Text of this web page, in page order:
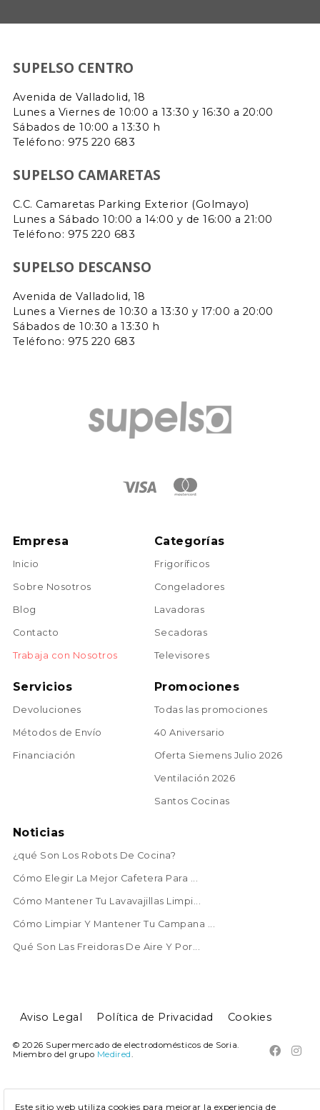
SUPELSO CENTRO
Avenida de Valladolid, 18
Lunes a Viernes de 10:00 a 13:30 y 16:30 a 20:00
Sábados de 10:00 a 13:30 h
Teléfono: 975 220 683
SUPELSO CAMARETAS
C.C. Camaretas Parking Exterior (Golmayo)
Lunes a Sábado 10:00 a 14:00 y de 16:00 a 21:00
Teléfono: 975 220 683
SUPELSO DESCANSO
Avenida de Valladolid, 18
Lunes a Viernes de 10:30 a 13:30 y 17:00 a 20:00
Sábados de 10:30 a 13:30 h
Teléfono: 975 220 683
Empresa
Inicio
Sobre Nosotros
Blog
Contacto
Trabaja con Nosotros
Categorías
Frigoríficos
Congeladores
Lavadoras
Secadoras
Televisores
Servicios
Devoluciones
Métodos de Envío
Financiación
Promociones
Todas las promociones
40 Aniversario
Oferta Siemens Julio 2026
Ventilación 2026
Santos Cocinas
Noticias
¿qué Son Los Robots De Cocina?
Cómo Elegir La Mejor Cafetera Para ...
Cómo Mantener Tu Lavavajillas Limpi...
Cómo Limpiar Y Mantener Tu Campana ...
Qué Son Las Freidoras De Aire Y Por...
Aviso Legal Política de Privacidad Cookies
 
© 2026 Supermercado de electrodomésticos de Soria.
Miembro del grupo Medired.
Este sitio web utiliza cookies para mejorar la experiencia de